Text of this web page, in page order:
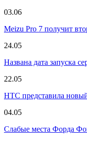
03.06
Meizu Pro 7 получит
24.05
Названа дата запуска
22.05
HTC представила
04.05
Слабые места Форда